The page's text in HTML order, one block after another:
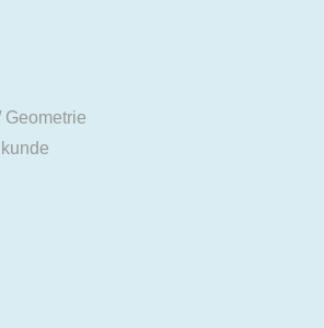
Geometrie